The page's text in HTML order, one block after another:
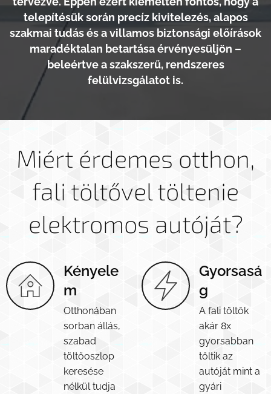
telepítésük során precíz kivitelezés, alapos
szakmai tudás és a villamos biztonsági előírások
maradéktalan betartása érvényesüljön –
beleértve a szakszerű, rendszeres
felülvizsgálatot is.
Miért érdemes otthon,
fali töltővel töltenie
elektromos autóját?
Kényele
m
Otthonában
sorban állás,
szabad
töltőoszlop
keresése
nélkül tudja
Gyorsasá
g
A fali töltők
akár 8x
gyorsabban
töltik az
autóját mint a
gyári